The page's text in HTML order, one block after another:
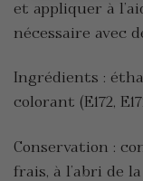
et appliquer à
nécessaire avec
Ingrédients :
colorant (E172,
Conservation :
frais, à l’abri de